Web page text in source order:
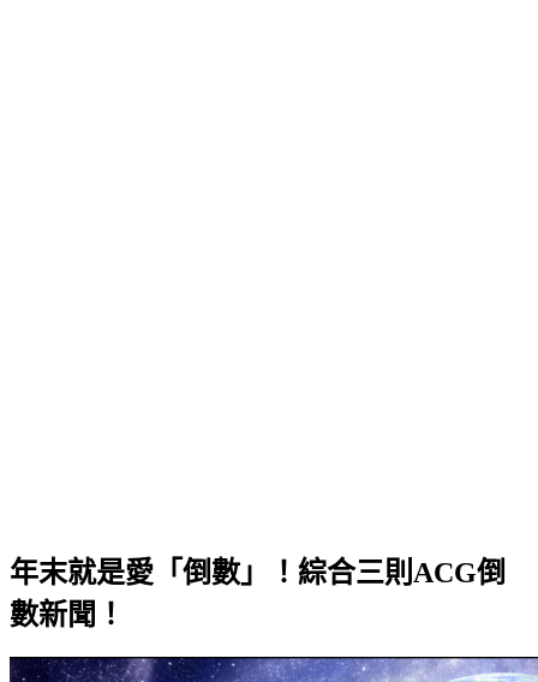
年末就是愛「倒數」！綜合三則ACG倒
數新聞！